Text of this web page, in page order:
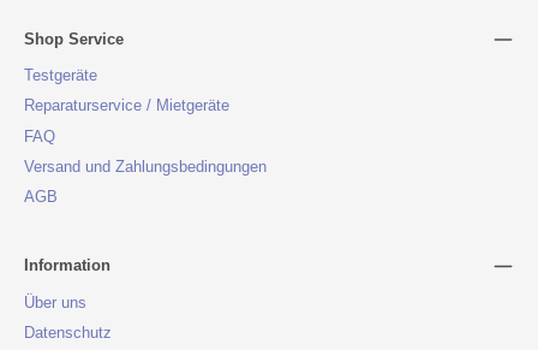
Shop Service
Testgeräte
Reparaturservice / Mietgeräte
FAQ
Versand und Zahlungsbedingungen
AGB
Information
Über uns
Datenschutz